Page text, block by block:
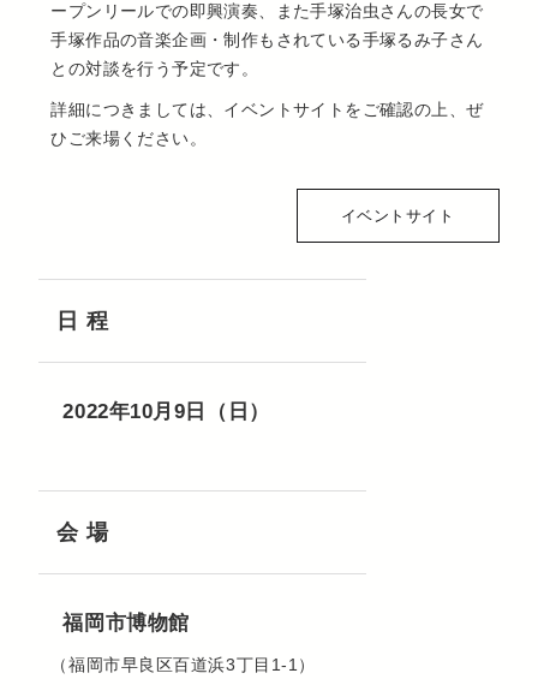
ープンリールでの即興演奏、また手塚治虫さんの長女で
手塚作品の音楽企画・制作もされている手塚るみ子さん
との対談を行う予定です。
詳細につきましては、イベントサイトをご確認の上、ぜ
ひご来場ください。
イベントサイト
日 程
2022年10月9日（日）
会 場
福岡市博物館
（福岡市早良区百道浜3丁目1-1）